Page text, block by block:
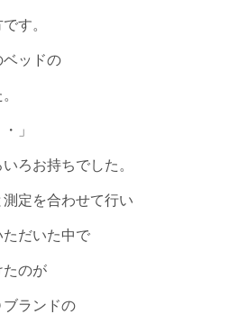
す。
ベッドの
」
ろお持ちでした。
定を合わせて行い
だいた中で
たのが
ランドの